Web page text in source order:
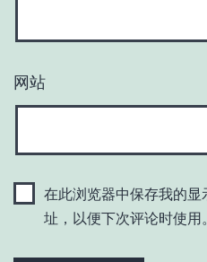
网站
在此浏览器中保存我的
址，以便下次评论时使用。